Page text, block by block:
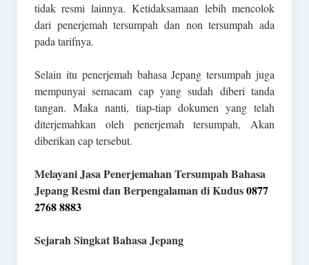
tidak resmi lainnya. Ketidaksamaan lebih mencolok
dari penerjemah tersumpah dan non tersumpah ada
pada tarifnya.
Selain itu penerjemah bahasa Jepang tersumpah juga
mempunyai semacam cap yang sudah diberi tanda
tangan. Maka nanti, tiap-tiap dokumen yang telah
diterjemahkan oleh penerjemah tersumpah, Akan
diberikan cap tersebut.
Melayani Jasa Penerjemahan Tersumpah Bahasa
Jepang Resmi dan Berpengalaman di Kudus0877
2768 8883
Sejarah Singkat Bahasa Jepang